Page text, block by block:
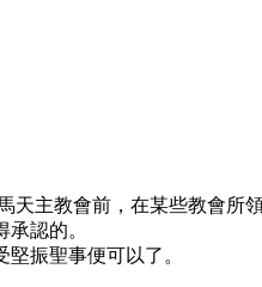
主教會前，在某些教會所領
認的。
振聖事便可以了。